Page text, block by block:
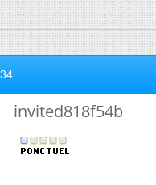
invited818f54b